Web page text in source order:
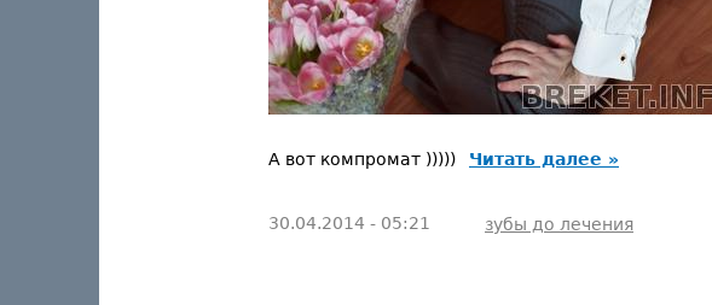
А вот компромат ))))) Читать далее »
30.04.2014 - 05:21 зубы до лечения